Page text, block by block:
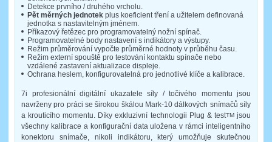
Detekce prvního / druhého vrcholu.
Pět měrných jednotek plus koeficient tření a užitelem definovaná
jednotka s nastavitelným jménem.
Příkazový řetězec pro programovatelný nožní spínač.
Programovatelné body nastavení s indikátory a výstupy.
Režim průměrování vypočte průměrné hodnoty v průběhu času.
Režim externí spouště pro testování kontaktu spínače nebo
vzdálené zastavení aktualizace displeje.
Ochrana heslem, konfigurovatelná pro jednotlivé klíče a kalibrace.
7i profesionální digitální ukazatele síly / točivého momentu jsou
navrženy pro práci se širokou škálou Mark-10 dálkových snímačů síly
a krouticího momentu. Díky exkluzivní technologii Plug & testTMjsou
všechny kalibrace a konfigurační data uložena v rámci inteligentního
konektoru snímače, nikoli indikátoru, který umožňuje skutečnou